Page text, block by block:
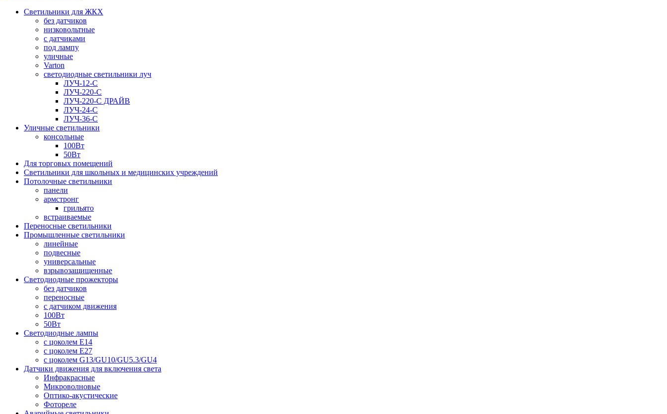
Светильники для ЖКХ
без датчиков
низковольтные
с датчиками
под лампу
уличные
Varton
светодиодные светильники луч
ЛУЧ-12-С
ЛУЧ-220-С
ЛУЧ-220-С ДРАЙВ
ЛУЧ-24-С
ЛУЧ-36-С
Уличные светильники
консольные
100Вт
50Вт
Для торговых помещений
Светильники для школьных и медицинских учреждений
Потолочные светильники
панели
армстронг
грильято
встраиваемые
Переносные светильники
Промышленные светильники
линейные
подвесные
универсальные
взрывозащищенные
Светодиодные прожекторы
без датчиков
переносные
с датчиком движения
100Вт
50Вт
Светодиодные лампы
с цоколем E14
с цоколем E27
с цоколем G13/GU10/GU5.3/GU4
Датчики движения для включения света
Инфракрасные
Микроволновые
Оптико-акустические
Фотореле